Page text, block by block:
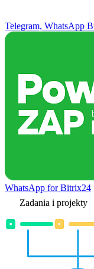
Telegram, WhatsApp
WhatsApp for Bitrix24
Zadania i projekty